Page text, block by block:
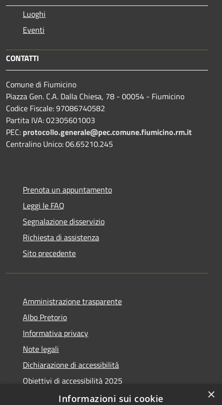
Luoghi
Eventi
CONTATTI
Comune di Fiumicino
Piazza Gen. C.A. Dalla Chiesa, 78 - 00054 - Fiumicino
Codice Fiscale: 97086740582
Partita IVA: 02305601003
PEC: protocollo.generale@pec.comune.fiumicino.rm.it
Centralino Unico: 06.65210.245
Prenota un appuntamento
Leggi le FAQ
Segnalazione disservizio
Richiesta di assistenza
Sito precedente
Amministrazione trasparente
Albo Pretorio
Informativa privacy
Note legali
Dichiarazione di accessibilità
Obiettivi di accessibilità 2025
Meccanismo di feedback
×
Informazioni sui cookie